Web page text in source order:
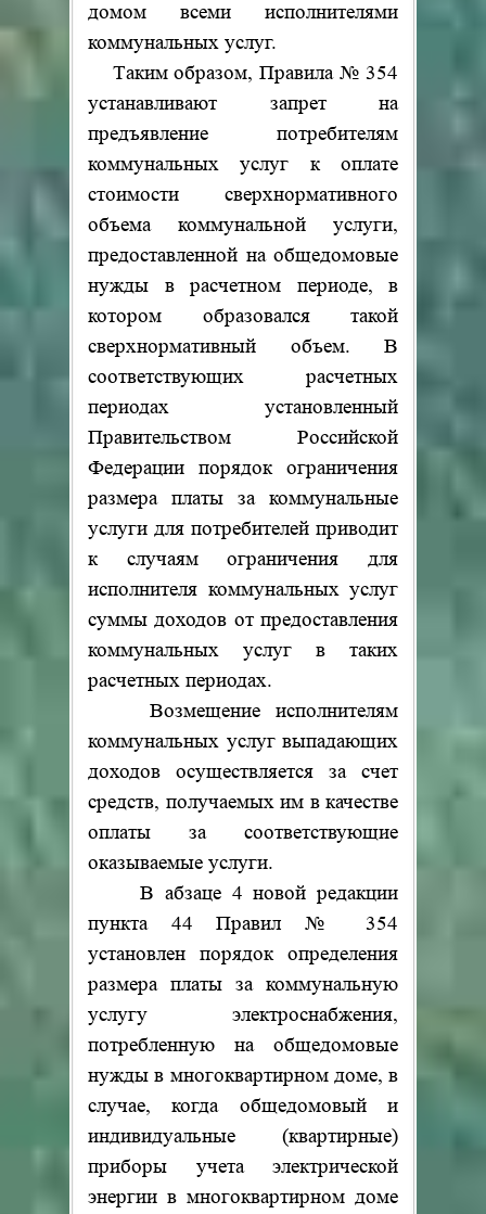
домом всеми исполнителями
коммунальных услуг.
Таким образом, Правила № 354
устанавливают запрет на
предъявление потребителям
коммунальных услуг к оплате
стоимости сверхнормативного
объема коммунальной услуги,
предоставленной на общедомовые
нужды в расчетном периоде, в
котором образовался такой
сверхнормативный объем. В
соответствующих расчетных
периодах установленный
Правительством Российской
Федерации порядок ограничения
размера платы за коммунальные
услуги для потребителей приводит
к случаям ограничения для
исполнителя коммунальных услуг
суммы доходов от предоставления
коммунальных услуг в таких
расчетных периодах.
Возмещение исполнителям
коммунальных услуг выпадающих
доходов осуществляется за счет
средств, получаемых им в качестве
оплаты за соответствующие
оказываемые услуги.
В абзаце 4 новой редакции
пункта 44 Правил № 354
установлен порядок определения
размера платы за коммунальную
услугу электроснабжения,
потребленную на общедомовые
нужды в многоквартирном доме, в
случае, когда общедомовый и
индивидуальные (квартирные)
приборы учета электрической
энергии в многоквартирном доме